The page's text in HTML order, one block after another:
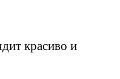
красиво и